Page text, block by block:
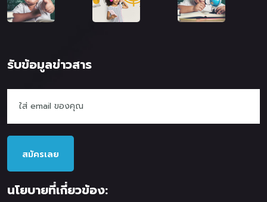
รับข้อมูลข่าวสาร
สมัครเลย
นโยบายที่เกี่ยวข้อง: